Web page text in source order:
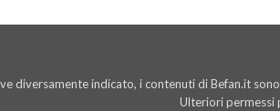
diversamente indicato, i contenuti di Befan.it
Ulteriori permessi